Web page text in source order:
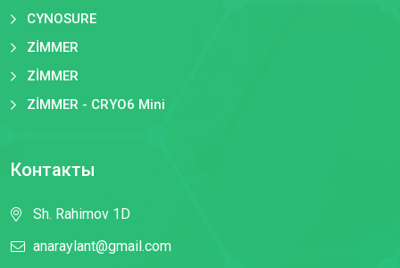
CYNOSURE
ZİMMER
ZİMMER
ZİMMER - CRYO6 Mini
Контакты
Sh. Rahimov 1D
anaraylant@gmail.com